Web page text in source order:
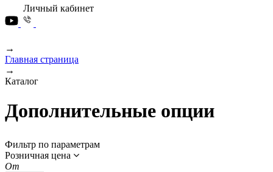
Личный кабинет
→
Главная страница
→
Каталог
Дополнительные опции
Фильтр по параметрам
Розничная цена
От